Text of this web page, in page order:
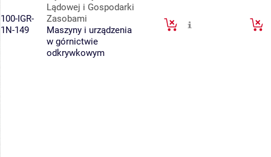
100-IGR-
1N-149
Lądowej i Gospodarki
Zasobami
Maszyny i urządzenia
w górnictwie
odkrywkowym